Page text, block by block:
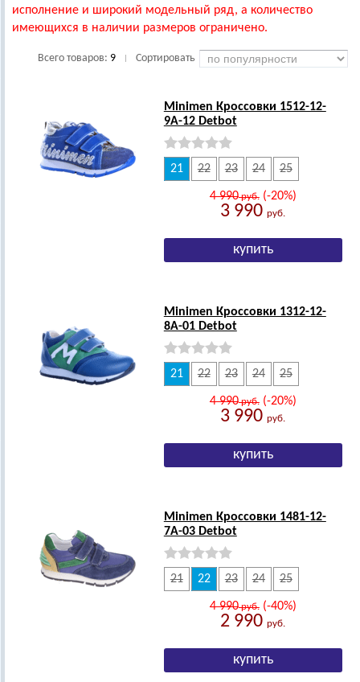
исполнение и широкий модельный ряд, а количество
имеющихся в наличии размеров ограничено.
Всего товаров: 9 Сортировать
Minimen Кроссовки 1512-12-
9А-12 Detbot
21 22 23 24 25
4 990руб.(-20%)
3 990руб.
Minimen Кроссовки 1312-12-
8А-01 Detbot
21 22 23 24 25
4 990руб.(-20%)
3 990руб.
Minimen Кроссовки 1481-12-
7А-03 Detbot
21 22 23 24 25
4 990руб.(-40%)
2 990руб.